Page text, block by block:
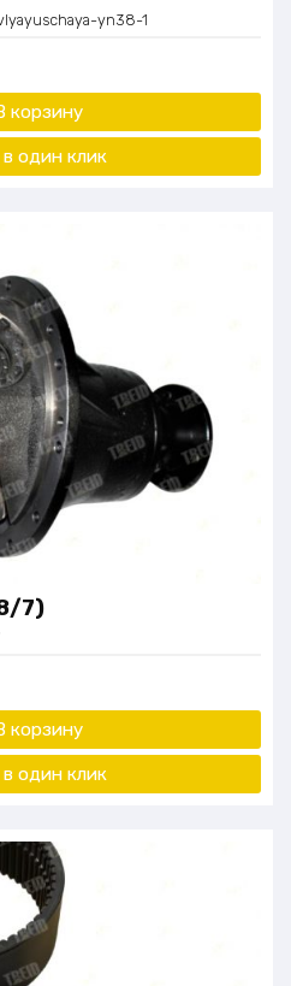
yn38-1
корзину
один клик
7)
корзину
один клик